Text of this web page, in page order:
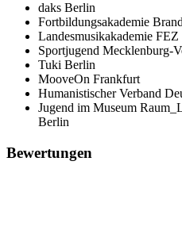
daks Berlin
Fortbildungsakademie
Landesmusikakademie FEZ
Sportjugend Mecklenburg-
Tuki Berlin
MooveOn Frankfurt
Humanistischer Verband
Jugend im Museum
Berlin
Bewertungen